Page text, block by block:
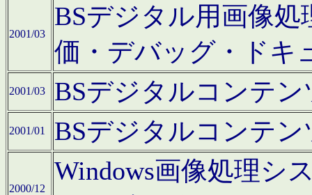
2001/03
BSデジタル用画像
価・デバッグ・ドキ
2001/03 BSデジタルコンテ
2001/01 BSデジタルコンテ
2000/12
Windows画像処理シ